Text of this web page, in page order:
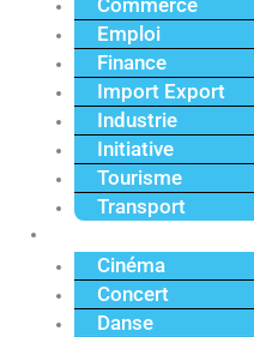
Commerce
Emploi
Finance
Import Export
Industrie
Initiative
Tourisme
Transport
Cinéma
Concert
Danse